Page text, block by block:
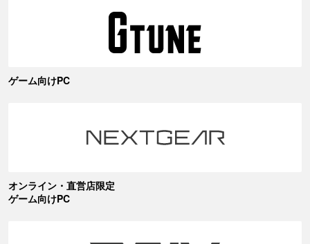
ゲーム向けPC
オンライン・直営店限定
ゲーム向けPC